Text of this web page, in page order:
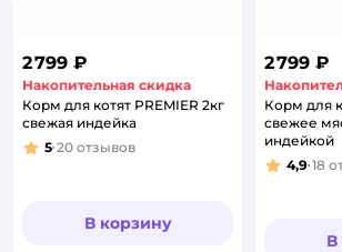
2 799 ₽
Накопительная скидка
Корм для котят PREMIER 2кг
свежая индейка
Рейтинг:
5 20 отзывов
В корзину
2 799 ₽
Корм для
свежее
индейкой
4,9 18
В